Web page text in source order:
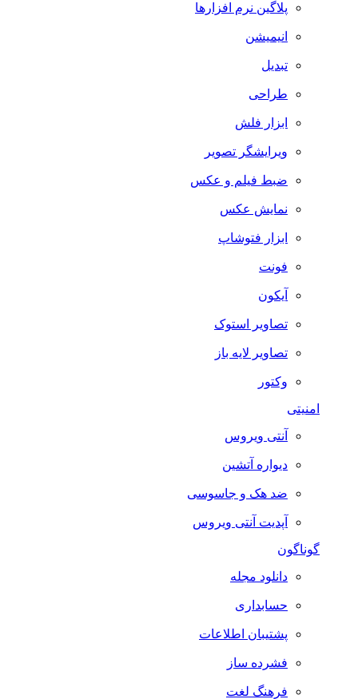
پلاگین نرم افزارها
انیمیشن
تبدیل
طراحی
ابزار فلش
ویرایشگر تصویر
ضبط فيلم و عكس
نمایش عکس
ابزار فتوشاپ
فونت
آیکون
تصاویر استوک
تصاویر لایه باز
وکتور
امنیتی
آنتی ویروس
دیواره آتشین
ضد هک و جاسوسی
آپدیت آنتی ویروس
گوناگون
دانلود مجله
حسابداری
پشتیبان اطلاعات
فشرده ساز
فرهنگ لغت